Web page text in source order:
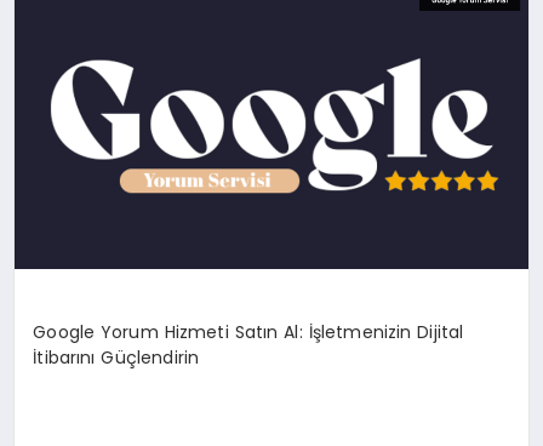
Google Yorum Hizmeti Satın Al: İşletmenizin Dijital
İtibarını Güçlendirin